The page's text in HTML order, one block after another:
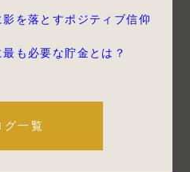
を落とすポジティブ信仰
も必要な貯金とは？
グ一覧